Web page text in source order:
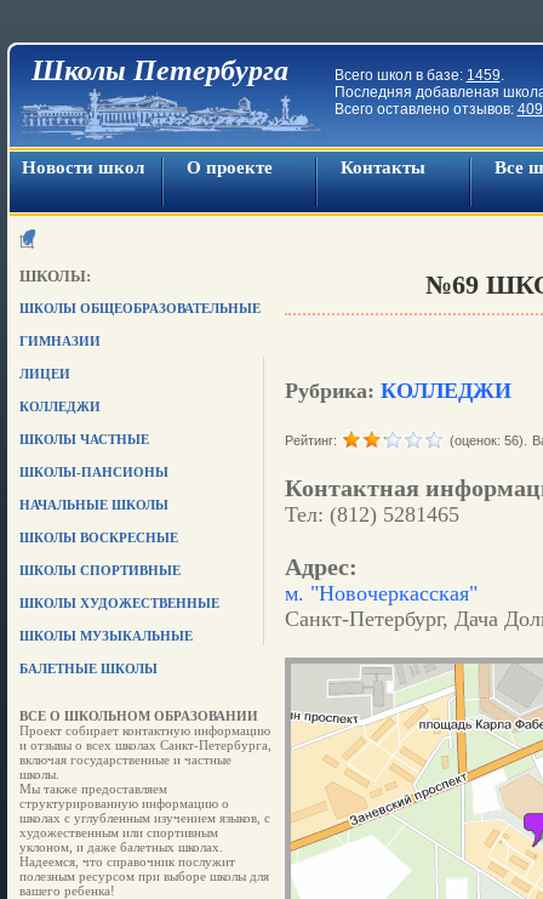
Школы Петербурга Всего школ в базе: 1459.
Последняя добавленая
Всего оставлено отзывов:
Новости школ О проекте Контакты Все
ШКОЛЫ:
ШКОЛЫ ОБЩЕОБРАЗОВАТЕЛЬНЫЕ
ГИМНАЗИИ
ЛИЦЕИ
КОЛЛЕДЖИ
ШКОЛЫ ЧАСТНЫЕ
ШКОЛЫ-ПАНСИОНЫ
НАЧАЛЬНЫЕ ШКОЛЫ
ШКОЛЫ ВОСКРЕСНЫЕ
ШКОЛЫ СПОРТИВНЫЕ
ШКОЛЫ ХУДОЖЕСТВЕННЫЕ
ШКОЛЫ МУЗЫКАЛЬНЫЕ
БАЛЕТНЫЕ ШКОЛЫ
ВСЕ О ШКОЛЬНОМ ОБРАЗОВАНИИ
Проект собирает контактную информацию
и отзывы о всех школах Санкт-Петербурга,
включая государственные и частные
школы.
Мы также предоставляем
структурированную информацию о
школах с углубленным изучением языков, с
художественным или спортивным
уклоном, и даже балетных школах.
Надеемся, что справочник послужит
полезным ресурсом при выборе школы для
вашего ребенка!
№69
Рубрика: КОЛЛЕДЖИ
Рейтинг: (оценок: 56).
Контактная
Тел: (812) 5281465
Адрес:
м. "Новочеркасская"
Санкт-Петербург, Дача